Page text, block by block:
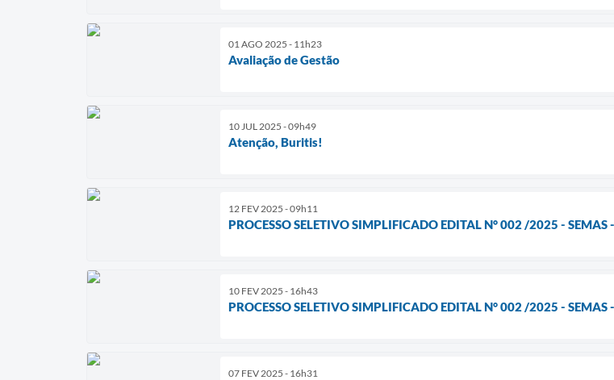
01 AGO 2025 - 11h23
Avaliação de Gestão
10 JUL 2025 - 09h49
Atenção, Buritis!
12 FEV 2025 - 09h11
PROCESSO SELETIVO SIMPLIFICADO EDITAL N° 002 /2025 -
10 FEV 2025 - 16h43
PROCESSO SELETIVO SIMPLIFICADO EDITAL N° 002 /2025 - SEMAS
07 FEV 2025 - 16h31